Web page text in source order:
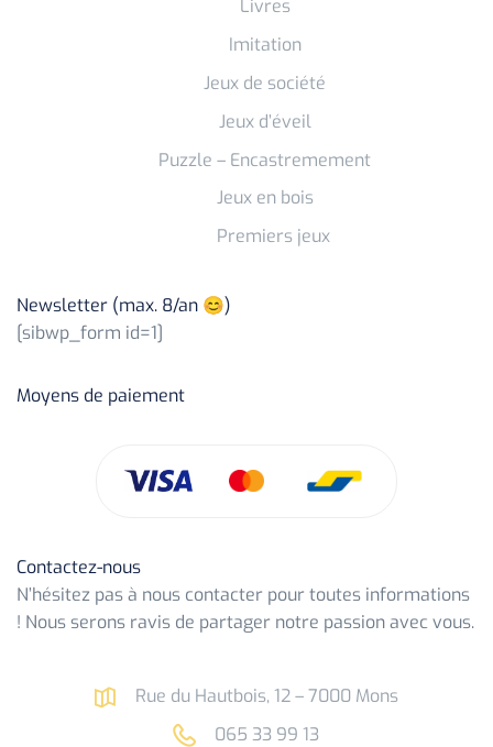
Livres
Imitation
Jeux de société
Jeux d’éveil
Puzzle – Encastremement
Jeux en bois
Premiers jeux
Newsletter (max. 8/an 😊)
[sibwp_form id=1]
Moyens de paiement
Contactez-nous
N’hésitez pas à nous contacter pour toutes informations
! Nous serons ravis de partager notre passion avec vous.
Rue du Hautbois, 12 – 7000 Mons
065 33 99 13